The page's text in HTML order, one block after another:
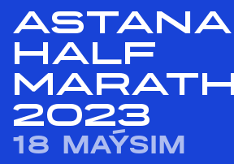
ASTANA
HALF
2023
18 MAÝSIM